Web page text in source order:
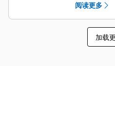
不足，让
在靠近
报警，
修费用
减少了
阅读更多
加载